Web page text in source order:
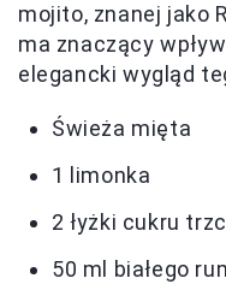
mojito, znanej jako
ma znaczący
elegancki wygląd
Świeża mięta
1 limonka
2 łyżki cukru
50 ml białego